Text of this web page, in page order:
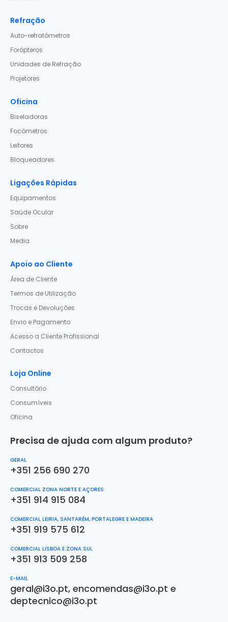
Refração
Auto-refratómetros
Forópteros
Unidades de Refração
Projetores
Oficina
Biseladoras
Focómetros
Leitores
Bloqueadores
Ligações Rápidas
Equipamentos
Saúde Ocular
Sobre
Media
Apoio ao Cliente
Área de Cliente
Termos de Utilização
Trocas e Devoluções
Envio e Pagamento
Acesso a Cliente Profissional
Contactos
Loja Online
Consultório
Consumíveis
Oficina
Precisa de ajuda com algum produto?
GERAL
+351 256 690 270
COMERCIAL ZONA NORTE E AÇORES
+351 914 915 084
COMERCIAL LEIRIA, SANTARÉM, PORTALEGRE E MADEIRA
+351 919 575 612
COMERCIAL LISBOA E ZONA SUL
+351 913 509 258
E-MAIL
geral@i3o.pt,encomendas@i3o.pt e
deptecnico@i3o.pt